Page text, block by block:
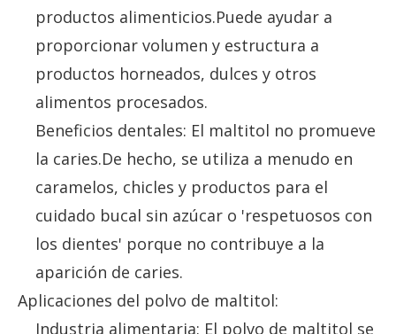
productos alimenticios.Puede ayudar a
proporcionar volumen y estructura a
productos horneados, dulces y otros
alimentos procesados.
Beneficios dentales: El maltitol no promueve
la caries.De hecho, se utiliza a menudo en
caramelos, chicles y productos para el
cuidado bucal sin azúcar o 'respetuosos con
los dientes' porque no contribuye a la
aparición de caries.
Aplicaciones del polvo de maltitol:
Industria alimentaria: El polvo de maltitol se